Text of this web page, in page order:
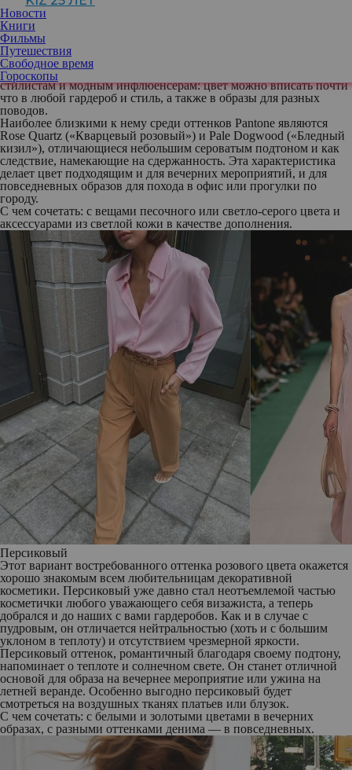
Новости
Книги
Фильмы
Путешествия
Свободное время
Гороскопы
Разбираемся, какие же оттенки носить.
Пудровый
Один из самых трендовых оттенков этого сезона, пудровый
розовый, является почти что полной противоположностью
«горячего розового» и вполне мог бы претендовать на место в
нюдовой палитре. Именно этим он и полюбился многим
стилистам и модным инфлюенсерам: цвет можно вписать почти
что в любой гардероб и стиль, а также в образы для разных
поводов.
Наиболее близкими к нему среди оттенков Pantone являются
Rose Quartz («Кварцевый розовый») и Pale Dogwood («Бледный
кизил»), отличающиеся небольшим сероватым подтоном и как
следствие, намекающие на сдержанность. Эта характеристика
делает цвет подходящим и для вечерних мероприятий, и для
повседневных образов для похода в офис или прогулки по
городу.
С чем сочетать: с вещами песочного или светло-серого цвета и
аксессуарами из светлой кожи в качестве дополнения.
Персиковый
Этот вариант востребованного оттенка розового цвета окажется
хорошо знакомым всем любительницам декоративной
косметики. Персиковый уже давно стал неотъемлемой частью
косметички любого уважающего себя визажиста, а теперь
добрался и до наших с вами гардеробов. Как и в случае с
пудровым, он отличается нейтральностью (хоть и с большим
уклоном в теплоту) и отсутствием чрезмерной яркости.
Персиковый оттенок, романтичный благодаря своему подтону,
напоминает о теплоте и солнечном свете. Он станет отличной
основой для образа на вечернее мероприятие или ужина на
летней веранде. Особенно выгодно персиковый будет
смотреться на воздушных тканях платьев или блузок.
С чем сочетать: с белыми и золотыми цветами в вечерних
образах, с разными оттенками денима — в повседневных.